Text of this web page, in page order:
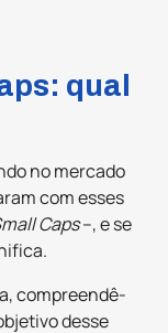
qual
no mercado
com esses
Caps–, e se
compreendê-
desse